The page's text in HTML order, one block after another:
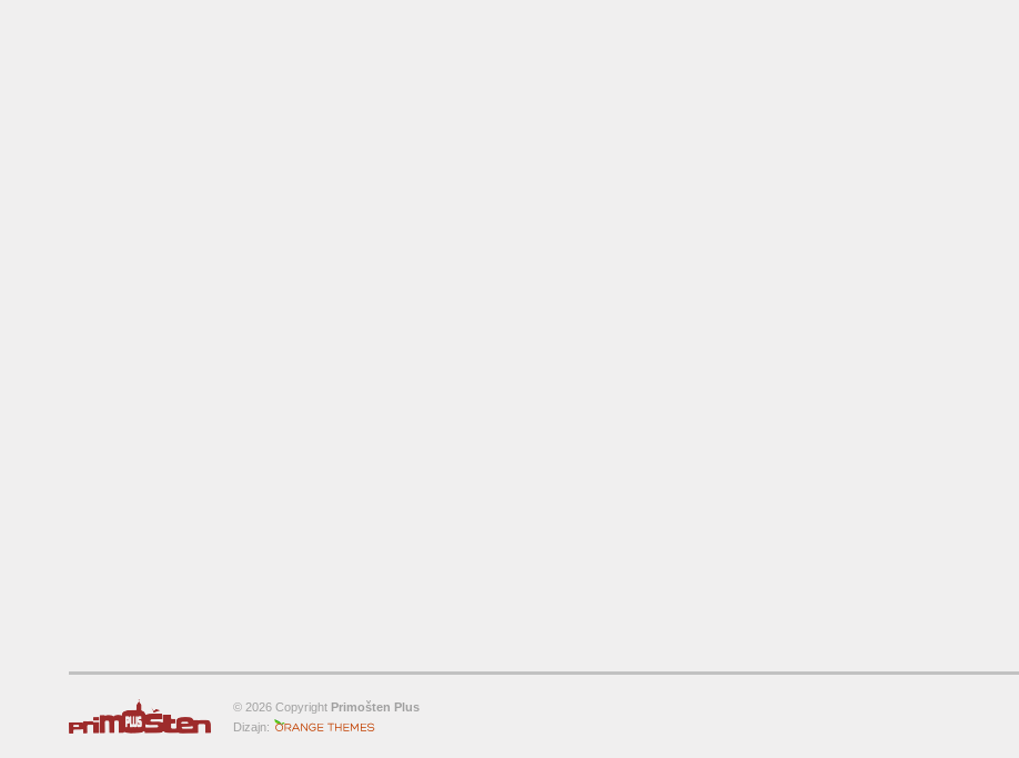
© 2026 Copyright Primošten Plus
Dizajn:
Orange-Themes.com